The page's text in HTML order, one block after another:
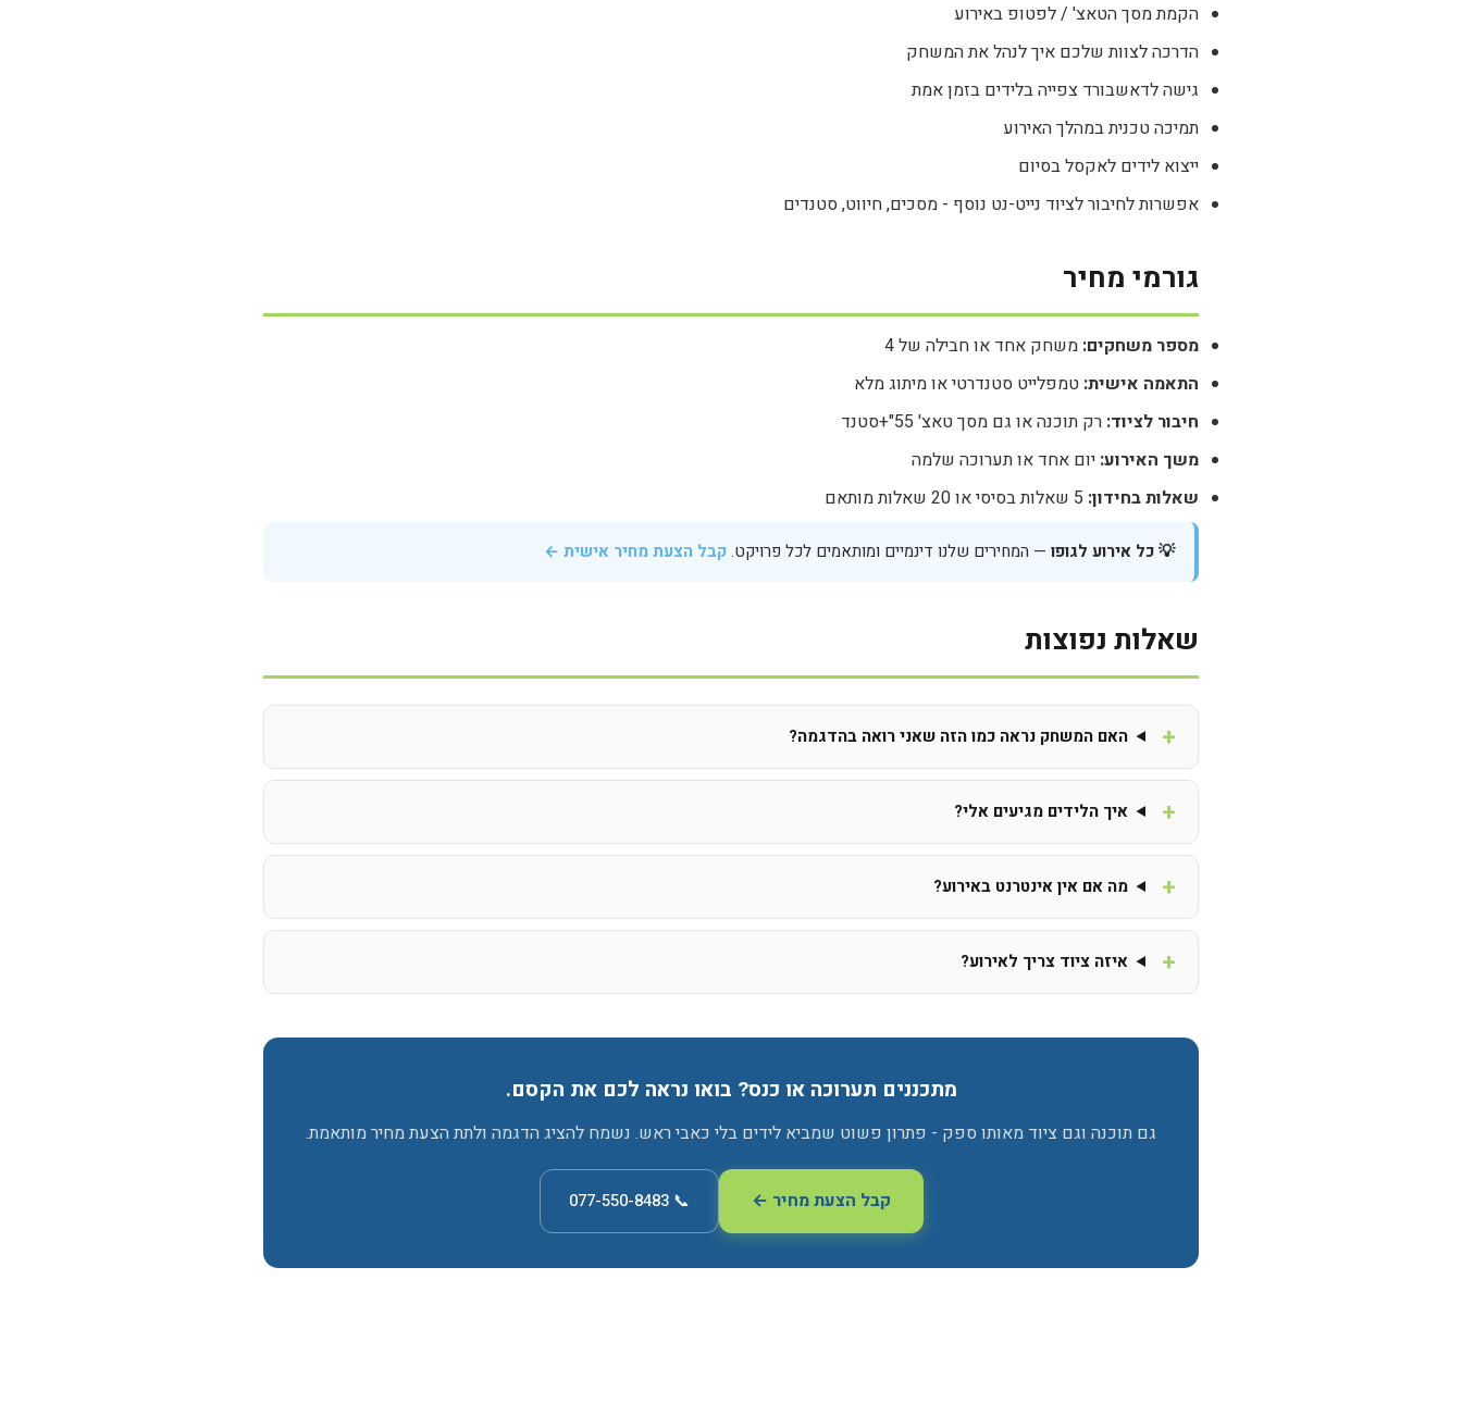
הקמת מסך הטאצ' / לפטופ באירוע
הדרכה לצוות שלכם איך לנהל את המשחק
גישה לדאשבורד צפייה בלידים בזמן אמת
תמיכה טכנית במהלך האירוע
ייצוא לידים לאקסל בסיום
אפשרות לחיבור לציוד נייט-נט נוסף - מסכים, חיווט, סטנדים
גורמי מחיר
מספר משחקים: משחק אחד או חבילה של 4
התאמה אישית: טמפלייט סטנדרטי או מיתוג מלא
חיבור לציוד: רק תוכנה או גם מסך טאצ' 55"+סטנד
משך האירוע: יום אחד או תערוכה שלמה
שאלות בחידון:
💡 כל אירוע לגופו — המחירים שלנו דינמיים ומותאמים לכל פרויקט.קבל הצעת מחיר אישית ←
שאלות נפוצות
האם המשחק נראה כמו הזה שאני רואה בהדגמה?
איך הלידים מגיעים אלי?
מה אם אין אינטרנט באירוע?
איזה ציוד צריך לאירוע?
מתכננים תערוכה או כנס? בואו נראה לכם את הקסם.
גם תוכנה וגם ציוד מאותו ספק - פתרון פשוט שמביא לידים בלי כאבי ראש. נשמח להציג הדגמה ולתת הצעת מחיר מותאמת.
קבל הצעת מחיר ← 📞 077-550-8483